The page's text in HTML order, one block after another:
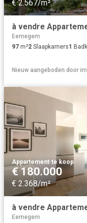
€ 2.567/m²
Eernegem
97 m²2 Slaapkamers1
Nieuw aangeboden door
Appartement·te koop
€ 180.000
€ 2.368/m²
Eernegem